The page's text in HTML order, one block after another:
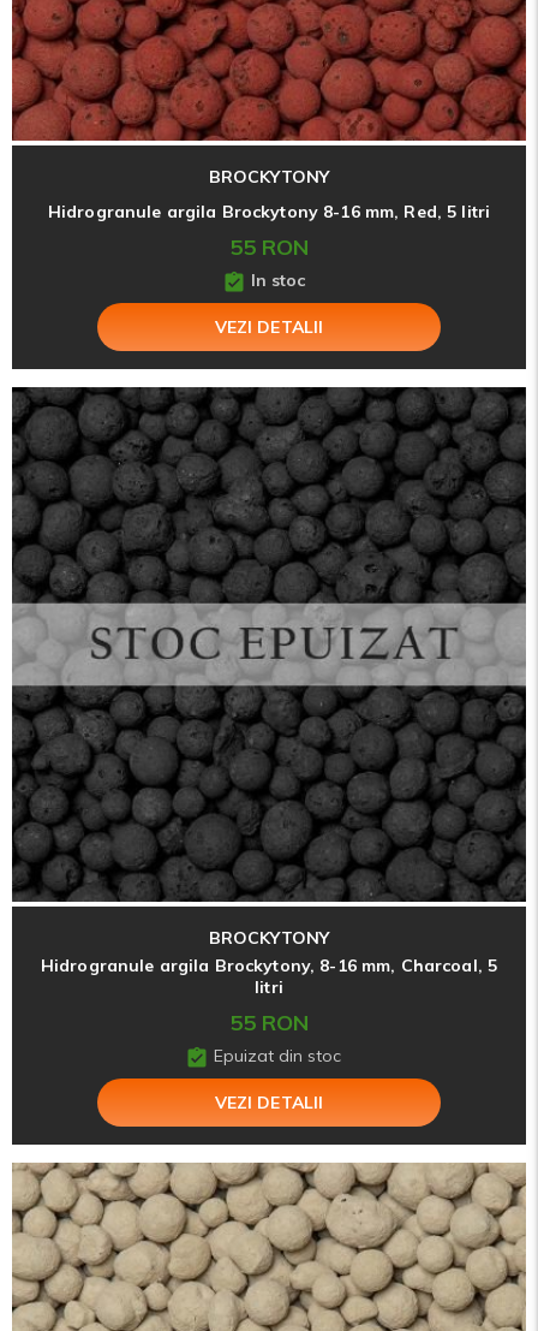
BROCKYTONY
Hidrogranule argila Brockytony 8-16 mm, Red, 5 litri
55 RON
In stoc
VEZI DETALII
BROCKYTONY
Hidrogranule argila Brockytony, 8-16 mm, Charcoal, 5
litri
55 RON
Epuizat din stoc
VEZI DETALII